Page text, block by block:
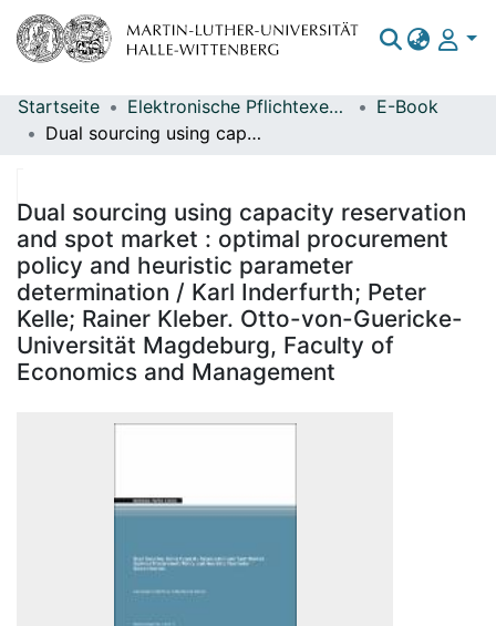
Bereiche & Sammlungen
Statistiken
Startseite Elektronische Pflichtexemplare
E-Book
Dual sourcing using capacity reservation and spot market : optimal procurement policy and heuristic parameter determination / Karl Inderfurth; Peter Kelle; Rainer Kleber. Otto-von-Guericke-Universität Magdeburg, Faculty of Economics and Management
Dual sourcing using capacity reservation
and spot market : optimal procurement
policy and heuristic parameter
determination / Karl Inderfurth; Peter
Kelle; Rainer Kleber. Otto-von-Guericke-
Universität Magdeburg, Faculty of
Economics and Management